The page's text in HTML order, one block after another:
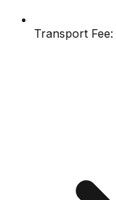
Transport Fee: